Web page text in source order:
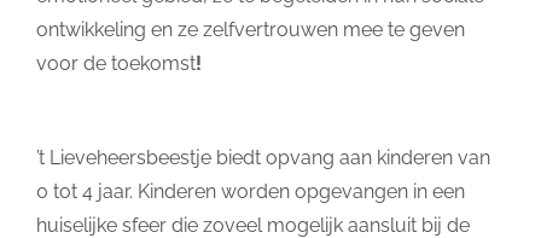
ontwikkeling en ze zelfvertrouwen mee te geven
voor de toekomst!
’t Lieveheersbeestje biedt opvang aan kinderen van
0 tot 4 jaar. Kinderen worden opgevangen in een
huiselijke sfeer die zoveel mogelijk aansluit bij de